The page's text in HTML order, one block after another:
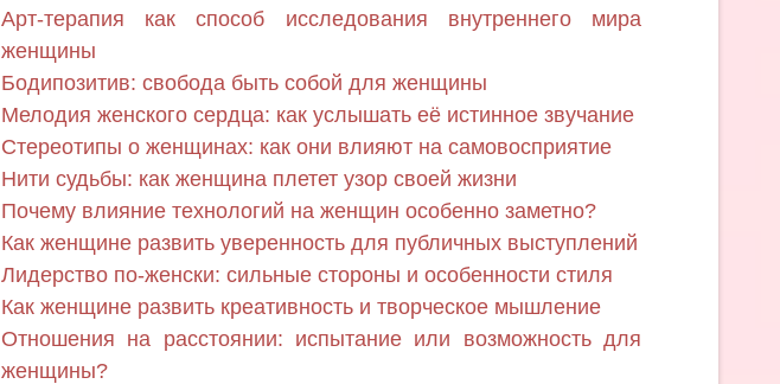
Арт-терапия как способ исследования внутреннего мира
женщины
Бодипозитив: свобода быть собой для женщины
Мелодия женского сердца: как услышать её истинное звучание
Стереотипы о женщинах: как они влияют на самовосприятие
Нити судьбы: как женщина плетет узор своей жизни
Почему влияние технологий на женщин особенно заметно?
Как женщине развить уверенность для публичных выступлений
Лидерство по-женски: сильные стороны и особенности стиля
Как женщине развить креативность и творческое мышление
Отношения на расстоянии: испытание или возможность для
женщины?